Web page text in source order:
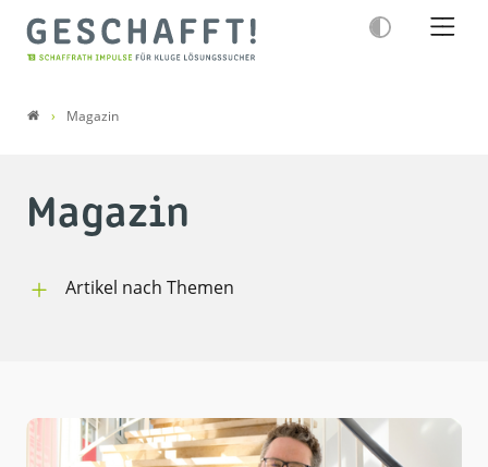
Magazin
Magazin
Artikel nach Themen
Abgeschafft (Kolumne)